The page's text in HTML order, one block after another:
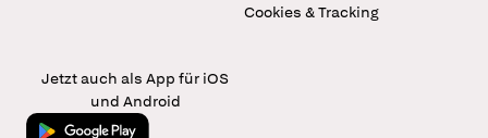
Cookies & Tracking
Jetzt auch als App für iOS
und Android
Jetzt bei Google Play